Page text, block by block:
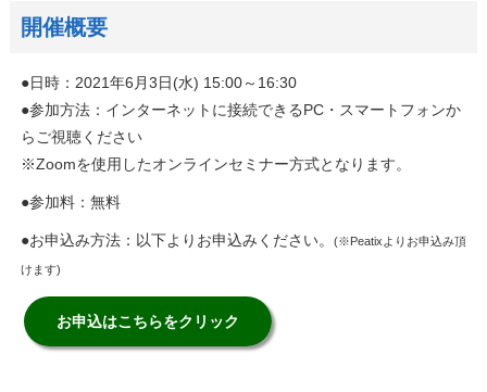
開催概要
●日時：2021年6月3日(水) 15:00～16:30
●参加方法：インターネットに接続できるPC・スマートフォンか
らご視聴ください
※Zoomを使用したオンラインセミナー方式となります。
●参加料：無料
●お申込み方法：以下よりお申込みください。 (※Peatixよりお申込み頂
けます)
お申込はこちらをクリック